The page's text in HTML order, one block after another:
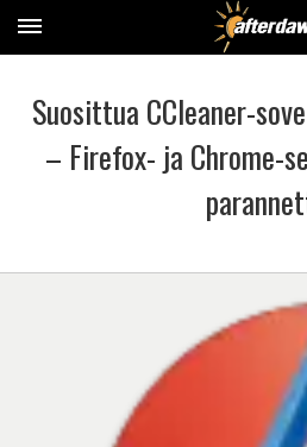
Suosittua CCleaner-
– Firefox- ja Chrome-